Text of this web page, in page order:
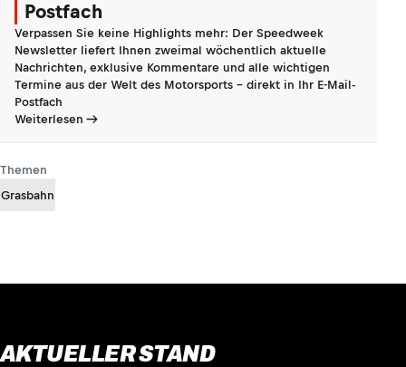
Postfach
Verpassen Sie keine Highlights mehr: Der Speedweek
Newsletter liefert Ihnen zweimal wöchentlich aktuelle
Nachrichten, exklusive Kommentare und alle wichtigen
Termine aus der Welt des Motorsports - direkt in Ihr E-Mail-
Postfach
Weiterlesen
Themen
Grasbahn
AKTUELLER STAND